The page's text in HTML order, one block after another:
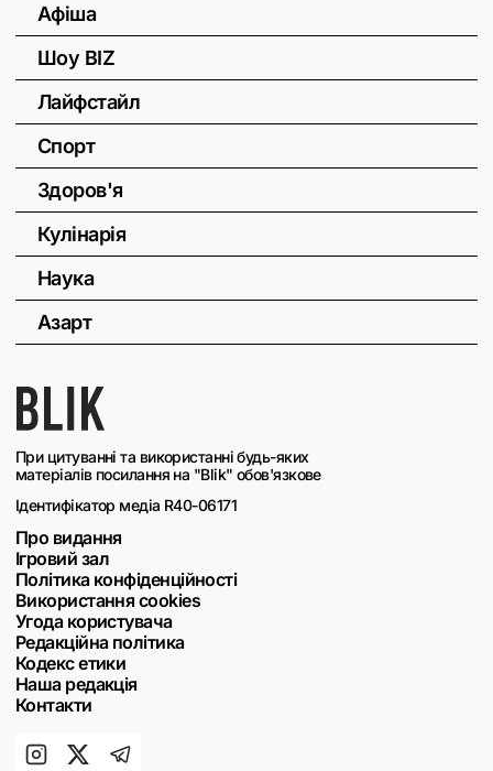
При цитуванні та використанні будь-яких
матеріалів посилання на "Blik" обов'язкове
Ідентифікатор медіа R40-06171
Про видання
Ігровий зал
Політика конфіденційності
Використання cookies
Угода користувача
Редакційна політика
Кодекс етики
Наша редакція
Контакти
Афіша
Шоу BIZ
Лайфстайл
Спорт
Здоров'я
Кулінарія
Наука
Азарт